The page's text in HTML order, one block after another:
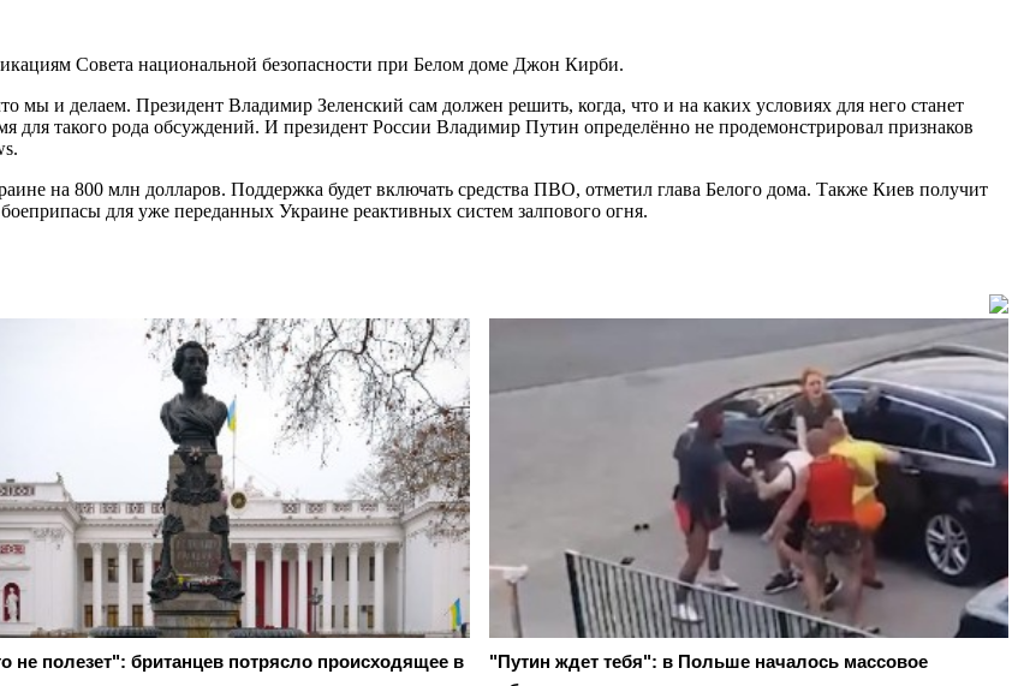
Совета национальной безопасности при Белом доме Джон Кирби.
и делаем. Президент Владимир Зеленский сам должен решить, когда, что и на каких условиях для него станет
для такого рода обсуждений. И президент России Владимир Путин определённо не продемонстрировал признаков
на 800 млн долларов. Поддержка будет включать средства ПВО, отметил глава Белого дома. Также Киев получит
для уже переданных Украине реактивных систем залпового огня.
не полезет": британцев потрясло происходящее в
"Путин ждет тебя": в Польше началось массовое